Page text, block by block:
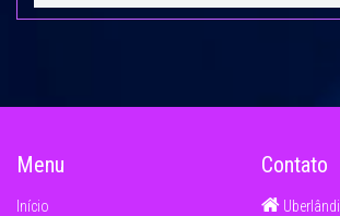
Menu
Início
Contato